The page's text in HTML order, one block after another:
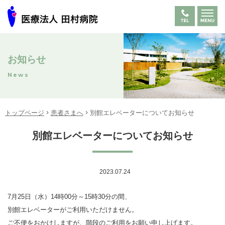
お知らせ
News
トップページ 患者さまへ 別館エレベーターについてお知らせ
別館エレベーターについてお知らせ
2023.07.24
7月25日（水）14時00分～15時30分の間、
別館エレベーターがご利用いただけません。
ご不便をおかけしますが、階段のご利用をお願い申し上げます。